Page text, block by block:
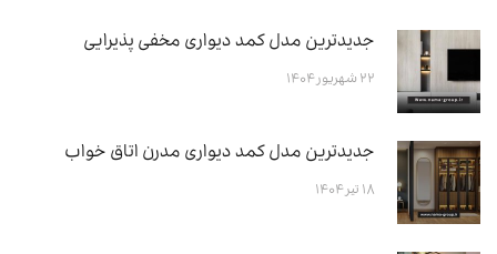
جدیدترین مدل کمد دیواری مخفی پذیرایی
۲۲ شهریور ۱۴۰۴
جدیدترین مدل کمد دیواری مدرن اتاق خواب
۱۸ تیر ۱۴۰۴